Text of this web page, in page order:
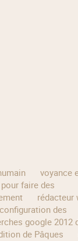
voyance
faire des
rédacteur
configuration des
google 2012
de Pâques